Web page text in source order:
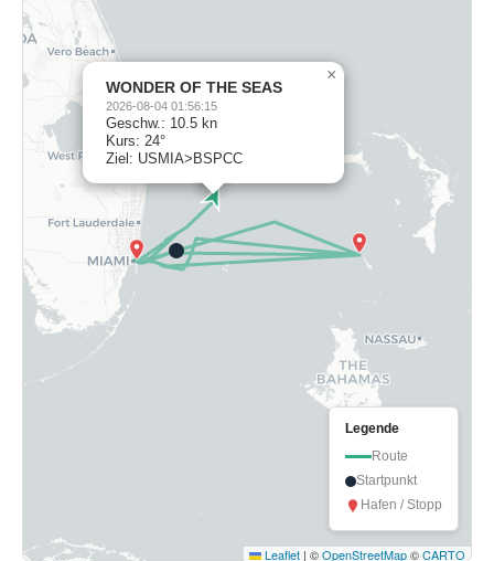
WONDER OF THE SEAS
2026-08-04 01:56:15
Geschw.: 10.5 kn
Kurs: 24°
Ziel: USMIA>BSPCC
×
Leaflet | ©OpenStreetMap©CARTO
Legende
Route
Startpunkt
Hafen / Stopp